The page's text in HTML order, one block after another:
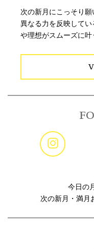
次の新月にこっそり
異なる力を反映して
や理想がスムーズに叶
今日の
次の新月・満月